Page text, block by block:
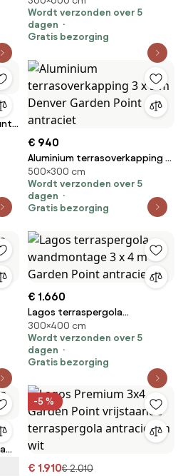
Wordt verzonden over 5
dagen
Gratis bezorging
€ 940
Aluminium terrasoverkapping 3
x 5 m Denver Garden Point
antraciet
500×300 cm
Wordt verzonden over 5
dagen
Gratis bezorging
€ 1.660
Lagos terraspergola
wandmontage 3 x 4 m Garden
Point antraciet
300×400 cm
Wordt verzonden over 5
dagen
Gratis bezorging
-5 %
€ 1.910€ 2.010